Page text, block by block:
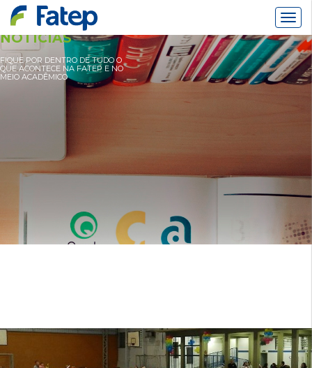
NOTÍCIAS
FIQUE POR DENTRO DE TUDO O
QUE ACONTECE NA FATEP E NO
MEIO ACADÊMICO